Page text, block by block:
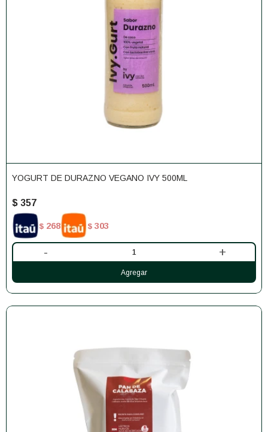
YOGURT DE DURAZNO VEGANO IVY 500ML
$ 357
$ 268 $ 303
- +